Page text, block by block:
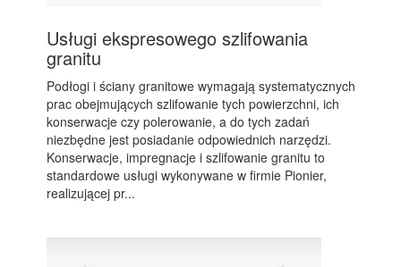
Usługi ekspresowego szlifowania
granitu
Podłogi i ściany granitowe wymagają systematycznych
prac obejmujących szlifowanie tych powierzchni, ich
konserwacje czy polerowanie, a do tych zadań
niezbędne jest posiadanie odpowiednich narzędzi.
Konserwacje, impregnacje i szlifowanie granitu to
standardowe usługi wykonywane w firmie Pionier,
realizującej pr...